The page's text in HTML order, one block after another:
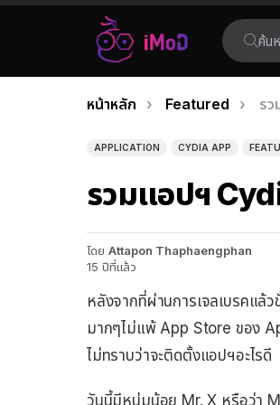
ค้นหา:
เรื่อง
ล่าสุด
คุณอยู่ที่นี่:
หน้าหลัก Featured ร
APPLICATION CYDIA APP
รวมแอปฯ
โดย Attapon Thaphaengphan
15 ปีที่แล้ว
หลังจากที่ผ่านการเจลเบรคแล้
มากๆไม่แพ้ App Store ของ
ไม่ทราบว่าจะติดตั้งแอปฯอะไรดี
วันนี้มีหนุ่มน้อย Mr. X หรือว่า